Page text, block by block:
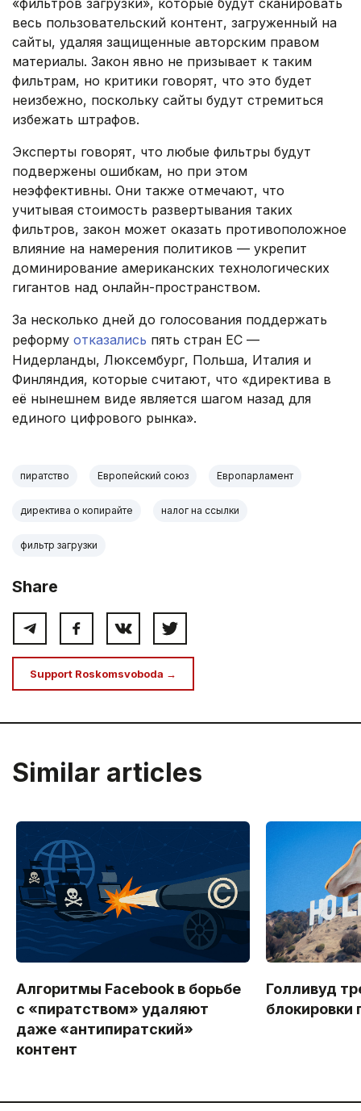
«фильтров загрузки», которые будут сканировать
весь пользовательский контент, загруженный на
сайты, удаляя защищенные авторским правом
материалы. Закон явно не призывает к таким
фильтрам, но критики говорят, что это будет
неизбежно, поскольку сайты будут стремиться
избежать штрафов.
Эксперты говорят, что любые фильтры будут
подвержены ошибкам, но при этом
неэффективны. Они также отмечают, что
учитывая стоимость развертывания таких
фильтров, закон может оказать противоположное
влияние на намерения политиков — укрепит
доминирование американских технологических
гигантов над онлайн-пространством.
За несколько дней до голосования поддержать
реформу отказались пять стран ЕС —
Нидерланды, Люксембург, Польша, Италия и
Финляндия, которые считают, что «директива в
её нынешнем виде является шагом назад для
единого цифрового рынка».
пиратство Европейский союз Европарламент
директива о копирайте налог на ссылки
фильтр загрузки
Share
Support Roskomsvoboda →
Similar articles
Алгоритмы Facebook в борьбе
с «пиратством» удаляют
даже «антипиратский»
контент
Голливуд
блокировки